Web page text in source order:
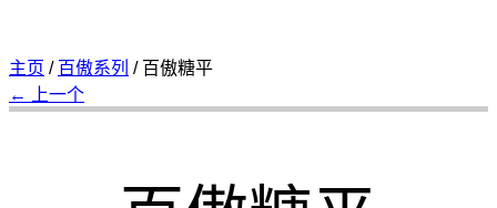
主页 / 百傲系列 / 百傲糖平
← 上一个